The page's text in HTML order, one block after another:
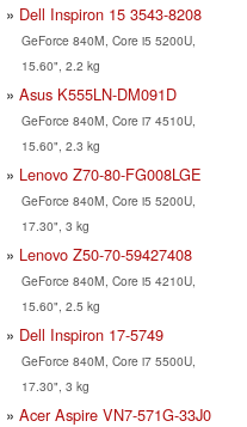
Dell Inspiron 15 3543-8208
GeForce 840M, Core i5 5200U,
15.60", 2.2 kg
Asus K555LN-DM091D
GeForce 840M, Core i7 4510U,
15.60", 2.3 kg
Lenovo Z70-80-FG008LGE
GeForce 840M, Core i5 5200U,
17.30", 3 kg
Lenovo Z50-70-59427408
GeForce 840M, Core i5 4210U,
15.60", 2.5 kg
Dell Inspiron 17-5749
GeForce 840M, Core i7 5500U,
17.30", 3 kg
Acer Aspire VN7-571G-33J0